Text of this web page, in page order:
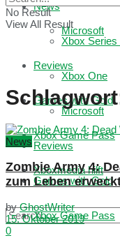
Microsoft
Reviews
Games with Gold
Xbox Game Pass
Xboxmedia hilft
News
Xbox Series
Xbox One
Microsoft
Reviews
Games with Gold
Xbox Game Pass
No Result
View All Result
News
Zombie Army 4:
zum Leben
by GhostWriter
15. Oktober 2019
0